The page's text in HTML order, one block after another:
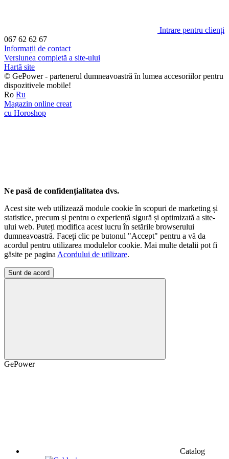
Intrare pentru clienți
067 62 62 67
Informații de contact
Versiunea completă a site-ului
Hartă site
© GePower - partenerul dumneavoastră în lumea accesoriilor pentru
dispozitivele mobile!
Ro Ru
Magazin online creat
cu Horoshop
Ne pasă de confidențialitatea dvs.
Acest site web utilizează module cookie în scopuri de marketing și
statistice, precum și pentru o experiență sigură și optimizată a site-
ului web. Puteți modifica acest lucru în setările browserului
dumneavoastră. Faceți clic pe butonul "Accept" pentru a vă da
acordul pentru utilizarea modulelor cookie. Mai multe detalii pot fi
găsite pe pagina Acordului de utilizare.
Sunt de acord
GePower
Catalog